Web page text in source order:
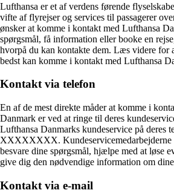
Lufthansa er et af verdens førende
vifte af flyrejser og services til passagerer
ønsker at komme i kontakt med Lufthansa
spørgsmål, få information eller booke en
hvorpå du kan kontakte dem. Læs videre for
bedst kan komme i kontakt med Lufthansa
Kontakt via telefon
En af de mest direkte måder at komme i
Danmark er ved at ringe til deres
Lufthansa Danmarks kundeservice på deres
XXXXXXXX. Kundeservicemedarbejderne
besvare dine spørgsmål, hjælpe med at løse
give dig den nødvendige information om
Kontakt via e-mail